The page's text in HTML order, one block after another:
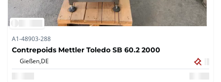
A1-48903-288
Contrepoids Mettler Toledo SB 60.2 2000
Gießen,DE